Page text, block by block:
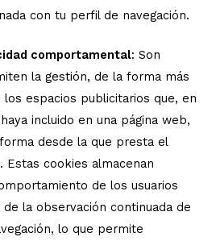
con tu perfil de navegación.
comportamental: Son
la gestión, de la forma más
espacios publicitarios que, en
incluido en una página web,
desde la que presta el
Estas cookies almacenan
de los usuarios
la observación continuada de
lo que permite